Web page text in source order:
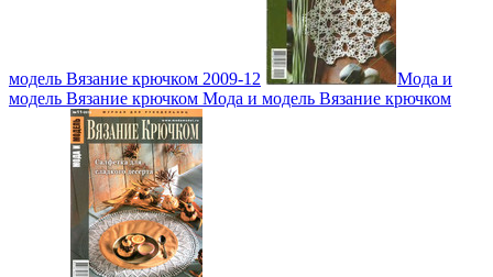
модель Вязание крючком 2009-12
Мода и
модель Вязание крючком Мода и модель Вязание крючком